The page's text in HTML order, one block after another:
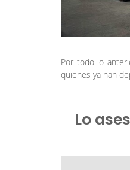
Por todo lo
quienes ya han
Lo